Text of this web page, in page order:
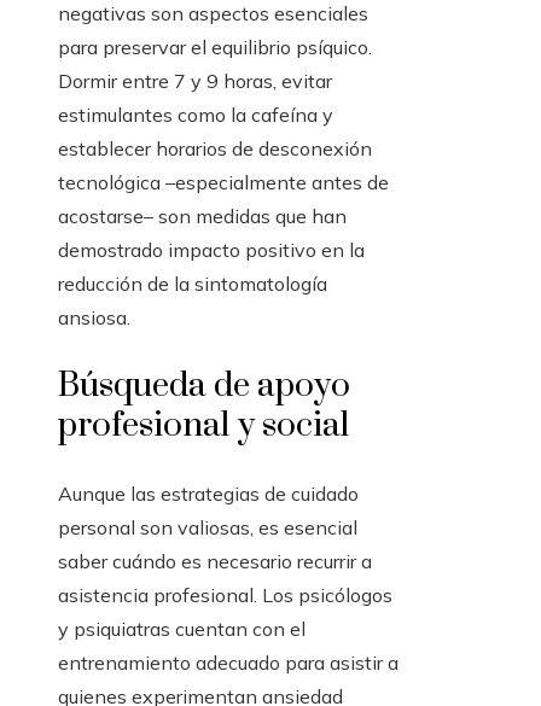
negativas son aspectos esenciales
para preservar el equilibrio psíquico.
Dormir entre 7 y 9 horas, evitar
estimulantes como la cafeína y
establecer horarios de desconexión
tecnológica –especialmente antes de
acostarse– son medidas que han
demostrado impacto positivo en la
reducción de la sintomatología
ansiosa.
Búsqueda de apoyo
profesional y social
Aunque las estrategias de cuidado
personal son valiosas, es esencial
saber cuándo es necesario recurrir a
asistencia profesional. Los psicólogos
y psiquiatras cuentan con el
entrenamiento adecuado para asistir a
quienes experimentan ansiedad